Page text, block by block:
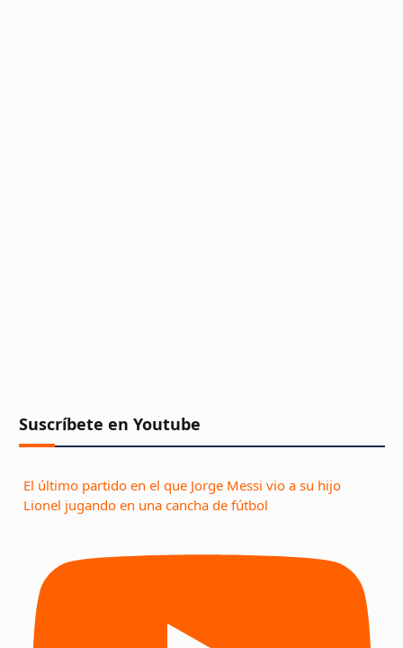
Suscríbete en Youtube
El último partido en el que Jorge Messi vio a su hijo
Lionel jugando en una cancha de fútbol